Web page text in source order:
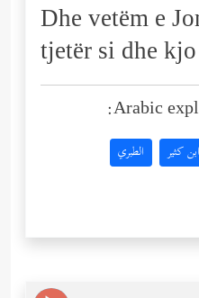
Dhe vetëm e
tjetër si dhe
Arabic
ابن كثير الطبري